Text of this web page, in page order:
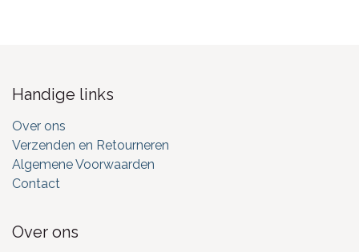
Handige links
Over ons
Verzenden en Retourneren
Algemene Voorwaarden
Contact
Over ons